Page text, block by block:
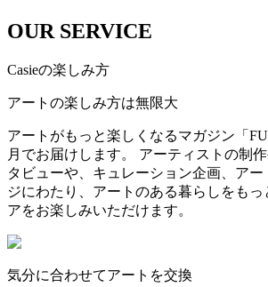
OUR SERVICE
Casieの楽しみ方
アートの楽しみ方は無限大
アートがもっと楽しくなるマガジン「
月でお届けします。 アーティストの制
タビューや、キュレーション企画、アー
ジにわたり、アートのある暮らしをも
アをお楽しみいただけます。
気分に合わせてアートを交換